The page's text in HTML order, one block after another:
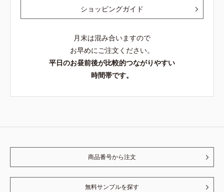
ショッピングガイド
月末は混み合いますので
お早めにご注文ください。
平日のお昼前後が比較的つながりやすい
時間帯です。
商品番号から注文
無料サンプルを探す